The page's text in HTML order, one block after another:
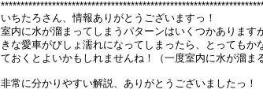
いちたろさん、情報ありがとうございますっ！
室内に水が溜まってしまうパターンはいくつかありま
きな愛車がびしょ濡れになってしまったら、とっても
ておくとよいかもしれませんね！（一度室内に水が溜ま
非常に分かりやすい解説、ありがとうございましたっ！